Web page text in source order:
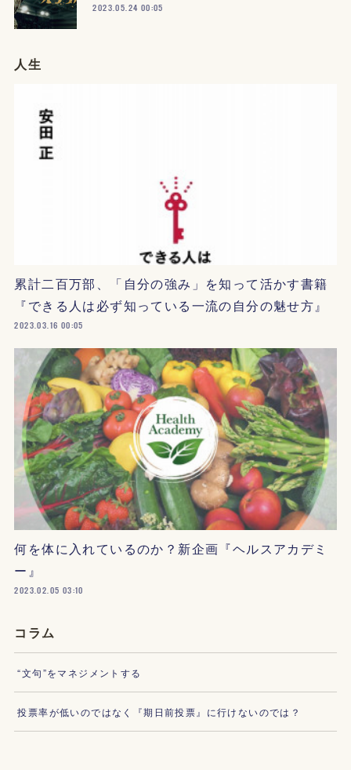
2023.05.24 00:05
人生
累計二百万部、「自分の強み」を知って活かす書籍
『できる人は必ず知っている一流の自分の魅せ方』
2023.03.16 00:05
何を体に入れているのか？新企画『ヘルスアカデミ
ー』
2023.02.05 03:10
コラム
“文句”をマネジメントする
投票率が低いのではなく『期日前投票』に行けないのでは？